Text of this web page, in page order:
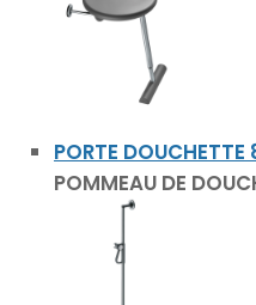
PORTE DOUCHETTE
POMMEAU DE